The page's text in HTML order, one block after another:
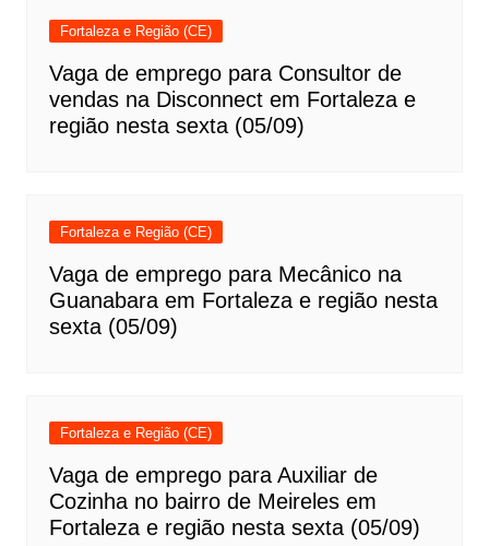
Fortaleza e Região (CE)
Vaga de emprego para Consultor de
vendas na Disconnect em Fortaleza e
região nesta sexta (05/09)
Fortaleza e Região (CE)
Vaga de emprego para Mecânico na
Guanabara em Fortaleza e região nesta
sexta (05/09)
Fortaleza e Região (CE)
Vaga de emprego para Auxiliar de
Cozinha no bairro de Meireles em
Fortaleza e região nesta sexta (05/09)